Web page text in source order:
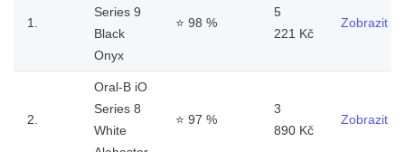
1.
Series 9
Black
Onyx
⭐ 98 %
5
221 Kč
Zobrazit
2.
Oral-B iO
Series 8
White
⭐ 97 %
3
890 Kč
Zobrazit